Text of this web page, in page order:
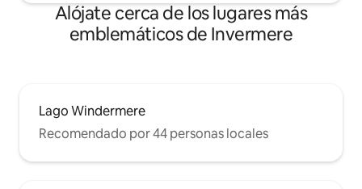
Alójate cerca de los lugares más
emblemáticos de Invermere
Lago Windermere
Recomendado por 44 personas locales